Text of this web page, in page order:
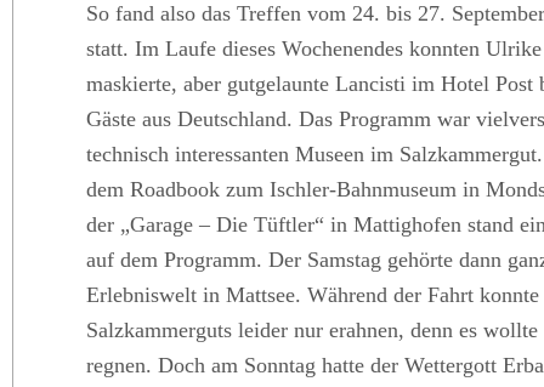
So fand also das Treffen vom 24. bis 27.
statt. Im Laufe dieses Wochenendes konnten
maskierte, aber gutgelaunte Lancisti im Hotel Post
Gäste aus Deutschland. Das Programm war
technisch interessanten Museen im
dem Roadbook zum Ischler-Bahnmuseum in
der „Garage – Die Tüftler“ in Mattighofen stand
auf dem Programm. Der Samstag gehörte dann
Erlebniswelt in Mattsee. Während der Fahrt
Salzkammerguts leider nur erahnen, denn es
regnen. Doch am Sonntag hatte der Wettergott